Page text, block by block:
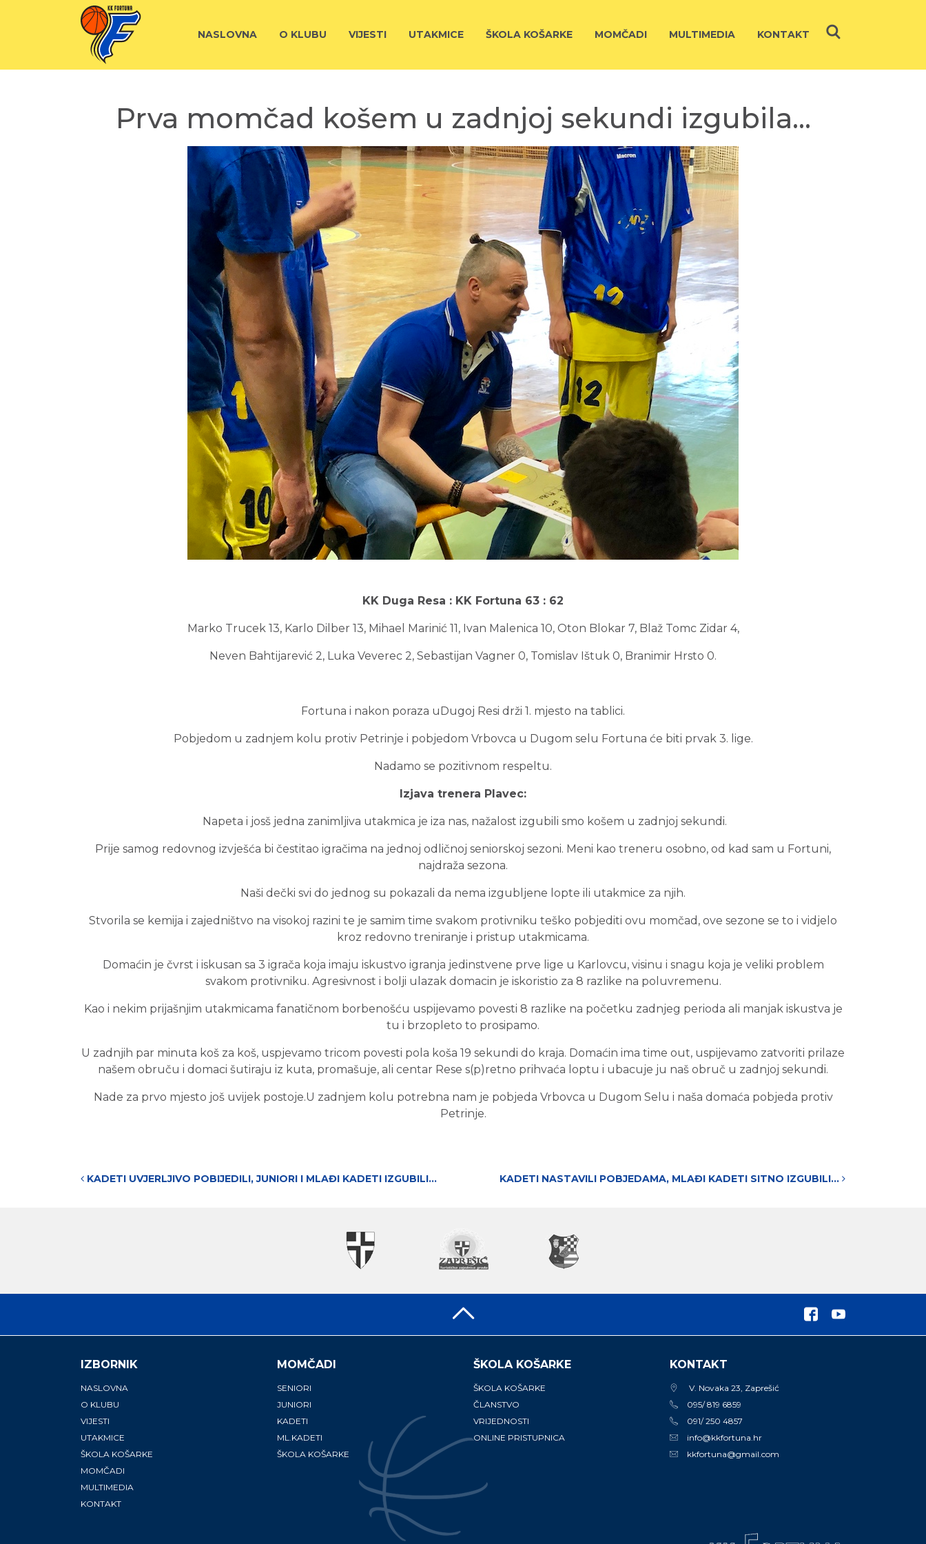
NASLOVNA O KLUBU VIJESTI UTAKMICE ŠKOLA KOŠARKE MOMČADI MULTIMEDIA KONTAKT
Prva momčad košem u zadnjoj sekundi izgubila…
KK Duga Resa : KK Fortuna 63 : 62
Marko Trucek 13, Karlo Dilber 13, Mihael Marinić 11, Ivan Malenica 10, Oton Blokar 7, Blaž Tomc Zidar 4,
Neven Bahtijarević 2, Luka Veverec 2, Sebastijan Vagner 0, Tomislav Ištuk 0, Branimir Hrsto 0.
Fortuna i nakon poraza uDugoj Resi drži 1. mjesto na tablici.
Pobjedom u zadnjem kolu protiv Petrinje i pobjedom Vrbovca u Dugom selu Fortuna će biti prvak 3. lige.
Nadamo se pozitivnom respeltu.
Izjava trenera Plavec:
Napeta i josš jedna zanimljiva utakmica je iza nas, nažalost izgubili smo košem u zadnjoj sekundi.
Prije samog redovnog izvješća bi čestitao igračima na jednoj odličnoj seniorskoj sezoni. Meni kao treneru osobno, od kad sam u Fortuni,
najdraža sezona.
Naši dečki svi do jednog su pokazali da nema izgubljene lopte ili utakmice za njih.
Stvorila se kemija i zajedništvo na visokoj razini te je samim time svakom protivniku teško pobjediti ovu momčad, ove sezone se to i vidjelo
kroz redovno treniranje i pristup utakmicama.
Domaćin je čvrst i iskusan sa 3 igrača koja imaju iskustvo igranja jedinstvene prve lige u Karlovcu, visinu i snagu koja je veliki problem
svakom protivniku. Agresivnost i bolji ulazak domacin je iskoristio za 8 razlike na poluvremenu.
Kao i nekim prijašnjim utakmicama fanatičnom borbenošću uspijevamo povesti 8 razlike na početku zadnjeg perioda ali manjak iskustva je
tu i brzopleto to prosipamo.
U zadnjih par minuta koš za koš, uspjevamo tricom povesti pola koša 19 sekundi do kraja. Domaćin ima time out, uspijevamo zatvoriti prilaze
našem obruču i domaci šutiraju iz kuta, promašuje, ali centar Rese s(p)retno prihvaća loptu i ubacuje ju naš obruč u zadnjoj sekundi.
Nade za prvo mjesto još uvijek postoje.U zadnjem kolu potrebna nam je pobjeda Vrbovca u Dugom Selu i naša domaća pobjeda protiv
Petrinje.
Post navigation
KADETI UVJERLJIVO POBIJEDILI, JUNIORI I MLAĐI KADETI IZGUBILI… KADETI NASTAVILI POBJEDAMA, MLAĐI KADETI SITNO IZGUBILI…
IZBORNIK
NASLOVNA
O KLUBU
VIJESTI
UTAKMICE
ŠKOLA KOŠARKE
MOMČADI
MULTIMEDIA
KONTAKT
MOMČADI
SENIORI
JUNIORI
KADETI
ML.KADETI
ŠKOLA KOŠARKE
ŠKOLA KOŠARKE
ŠKOLA KOŠARKE
ČLANSTVO
VRIJEDNOSTI
ONLINE PRISTUPNICA
KONTAKT
V. Novaka 23, Zaprešić
095/ 819 6859
091/ 250 4857
info@kkfortuna.hr
kkfortuna@gmail.com